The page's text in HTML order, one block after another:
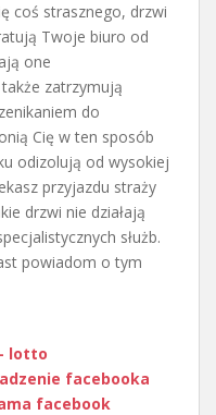
coś strasznego, drzwi
Twoje biuro od
one
zatrzymują
do
Cię w ten sposób
odizolują od wysokiej
przyjazdu straży
drzwi nie działają
służb.
powiadom o tym
lotto
facebooka
facebook